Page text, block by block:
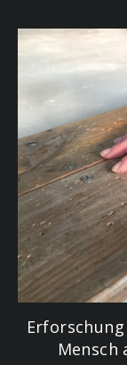
Mensch